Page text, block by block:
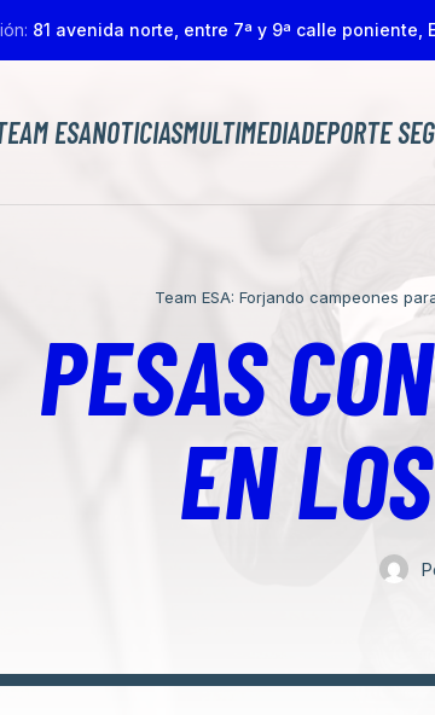
81 avenida norte, entre 7ª y 9ª calle poniente,
ESANOTICIASMULTIMEDIADEPORTE
Team ESA: Forjando campeones
PESAS
EN